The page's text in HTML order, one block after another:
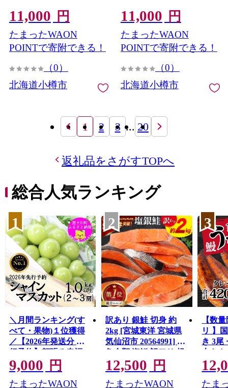
魚 魚介 北海道 小樽市 【決
済より7日程度で発送】
11,000 円
たまったWAON
POINTで寄附できる！
（0）
北海道小樽市
鮮 海産物 ご飯のお供 お弁
当 小樽市 北海道
11,000 円
たまったWAON
POINTで寄附できる！
（0）
北海道小樽市
1 2 3 ... 20
返礼品をさがすTOPへ
総合人気ランキング
1
＼月間ランキング(す
べて・果物)１位獲得
／【2026年発送分 先
行予約】頬張る幸福
感 〜緑の宝石・ シ
ャインマスカット 〜
１ｋｇ以上（２〜３
9,000 円
たまったWAON
2
訳あり 銀鮭 切身 約
2kg [宮城東洋 宮城県
気仙沼市 20564991] 鮭
魚介類 海鮮 訳アリ 規
格外 不揃い さけ サケ
鮭切身 シャケ 切り身
冷凍 家庭用 おかず 弁
12,500 円
たまったWAON
3
【数
リ 】
き 3尾
大き
レ・
鰻 ふ
な重
たま